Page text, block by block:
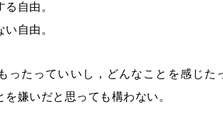
自由。
自由。
ったっていいし，どんなことを感じ
を嫌いだと思っても構わない。